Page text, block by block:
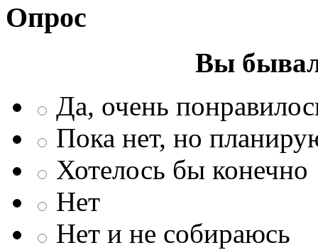
Опрос
Вы
Да, очень
Пока нет, но
Хотелось бы конечно
Нет
Нет и не собираюсь